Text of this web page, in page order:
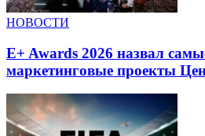
НОВОСТИ
E+ Awards 2026 назвал
маркетинговые проекты